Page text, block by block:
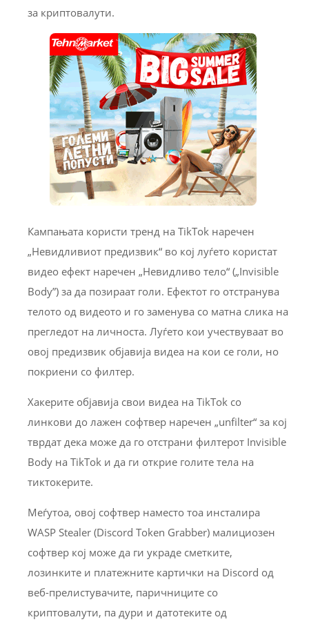
за криптовалути.
Кампањата користи тренд на TikTok наречен
„Невидливиот предизвик“ во кој луѓето користат
видео ефект наречен „Невидливо тело“ („Invisible
Body”) за да позираат голи. Ефектот го отстранува
телото од видеото и го заменува со матна слика на
прегледот на личноста. Луѓето кои учествуваат во
овој предизвик објавија видеа на кои се голи, но
покриени со филтер.
Хакерите објавија свои видеа на TikTok со
линкови до лажен софтвер наречен „unfilter“ за кој
тврдат дека може да го отстрани филтерот Invisible
Body на TikTok и да ги открие голите тела на
тиктокерите.
Меѓутоа, овој софтвер наместо тоа инсталира
WASP Stealer (Discord Token Grabber) малициозен
софтвер кој може да ги украде сметките,
лозинките и платежните картички на Discord од
веб-прелистувачите, паричниците со
криптовалути, па дури и датотеките од